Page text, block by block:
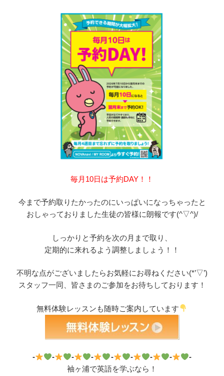
毎月10日は予約DAY！！
今まで予約取りたかったのにいっぱいになっちゃったと
おしゃっておりました生徒の皆様に朗報です(^▽^)/
しっかりと予約を次の月まで取り、
定期的に来れるよう調整しましょう！！
不明な点がございましたらお気軽にお尋ねください(*’▽’)
スタッフ一同、皆さまのご参加をお待ちしております！
無料体験レッスンも随時ご案内しています
- - - - - - - -
-
袖ヶ浦で英語を学ぶなら！